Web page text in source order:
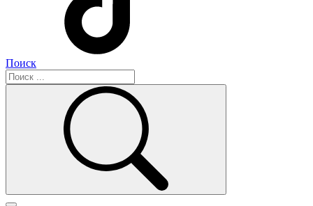
Поиск